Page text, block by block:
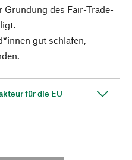
Gründung des Fair-Trade-
gut schlafen,
für die EU